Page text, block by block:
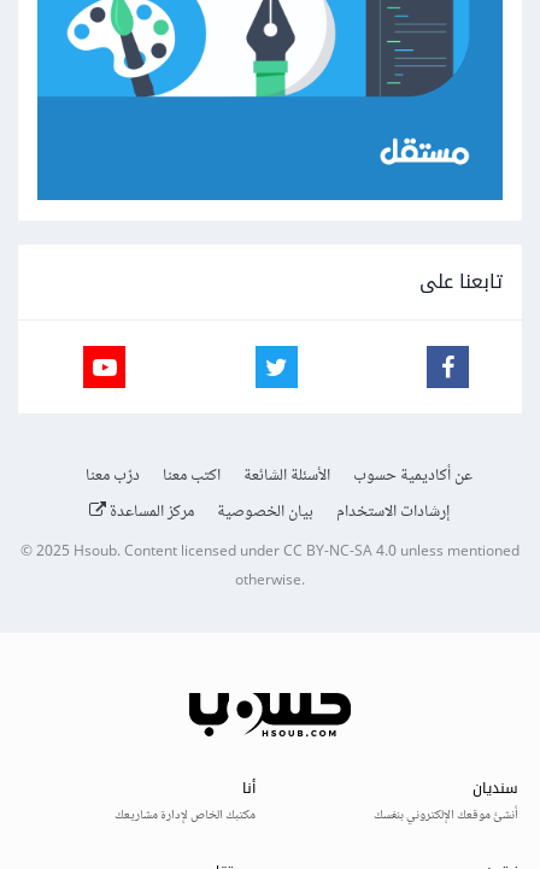
تابعنا على
عن أكاديمية حسوب الأسئلة الشائعة اكتب معنا
درّب معنا
إرشادات الاستخدام
بيان الخصوصية مركز المساعدة
© 2025Hsoub.Content licensed underCC BY-NC-SA 4.0unless mentioned
otherwise.